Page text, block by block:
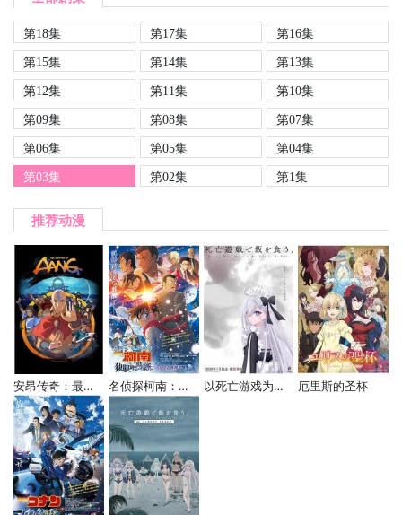
第18集 第17集
第16集
第15集
第14集
第13集
第12集
第11集
第10集
第09集
第08集
第07集
第06集
第05集
第04集
第03集
第02集 第1集
推荐动漫
安昂传奇：最后的气宗 名侦探柯南：独眼的残像 以死亡游戏为生。 厄里斯的圣杯